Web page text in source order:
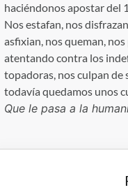
haciéndonos apostar del
Nos estafan, nos
asfixian, nos queman,
atentando contra los
topadoras, nos culpan de
todavía quedamos unos
Que le pasa a la